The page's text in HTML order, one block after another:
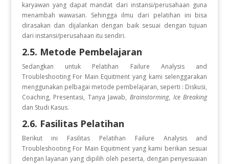
karyawan yang dapat mandat dari instansi/perusahaan guna
menambah wawasan. Sehingga ilmu dari pelatihan ini bisa
dirasakan dan dijalankan dengan baik sesuai dengan tujuan
dari instansi/perusahaan itu sendiri.
2.5. Metode Pembelajaran
Sedangkan untuk Pelatihan Failure Analysis and
Troubleshooting For Main Equitment yang kami selenggarakan
menggunakan pelbagai metode pembelajaran, seperti : Diskusi,
Coaching, Presentasi, Tanya Jawab,Brainstorming, Ice Breaking
dan Studi Kasus.
2.6. Fasilitas Pelatihan
Berikut ini Fasilitas Pelatihan Failure Analysis and
Troubleshooting For Main Equitment yang kami berikan sesuai
dengan layanan yang dipilih oleh peserta, dengan penyesuaian